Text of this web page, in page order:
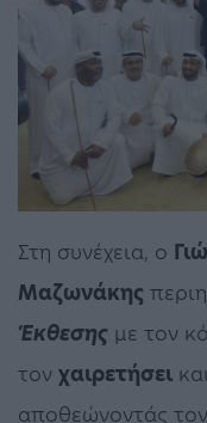
Στη συνέχεια, ο
Μαζωνάκης
Έκθεσης με τον
τον χαιρετήσει
αποθεώνοντάς